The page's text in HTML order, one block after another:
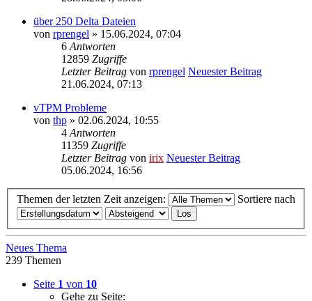
über 250 Delta Dateien
von rprengel » 15.06.2024, 07:04
6 Antworten
12859 Zugriffe
Letzter Beitrag von rprengel Neuester Beitrag
21.06.2024, 07:13
vTPM Probleme
von thp » 02.06.2024, 10:55
4 Antworten
11359 Zugriffe
Letzter Beitrag von irix Neuester Beitrag
05.06.2024, 16:56
Themen der letzten Zeit anzeigen: Sortiere nach
Neues Thema
239 Themen
Seite 1 von 10
Gehe zu Seite: